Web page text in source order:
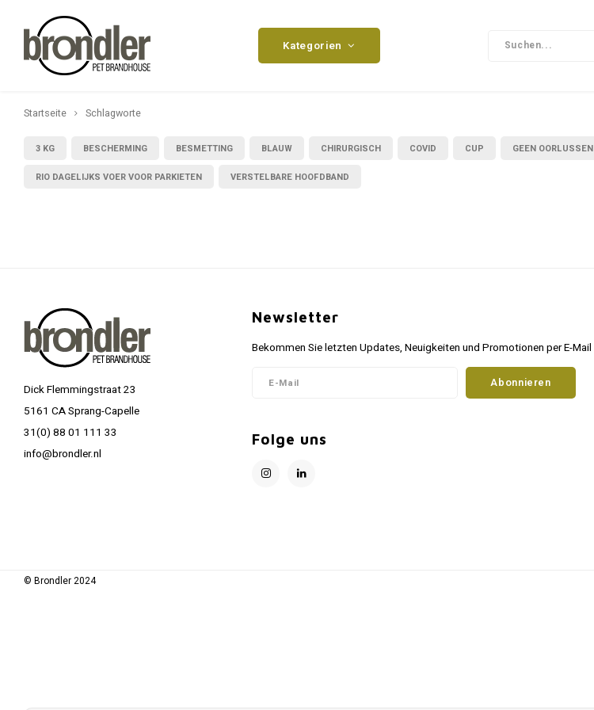
Kategorien
Startseite Schlagworte
3 KG BESCHERMING BESMETTING BLAUW CHIRURGISCH COVID CUP GEEN OORLUSSEN
RIO DAGELIJKS VOER VOOR PARKIETEN VERSTELBARE HOOFDBAND
Dick Flemmingstraat 23
5161 CA Sprang-Capelle
31(0) 88 01 111 33
info@brondler.nl
Newsletter
Bekommen Sie letzten Updates, Neuigkeiten und Promotionen per E-Mail
Abonnieren
Folge uns